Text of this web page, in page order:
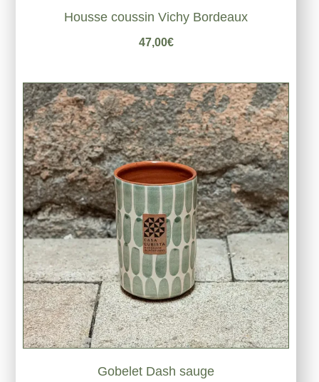
Housse coussin Vichy Bordeaux
47,00€
Gobelet Dash sauge